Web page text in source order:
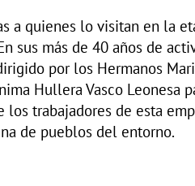
a quienes lo visitan en la
sus más de 40 años de
por los Hermanos
Hullera Vasco Leonesa
trabajadores de esta
de pueblos del entorno.